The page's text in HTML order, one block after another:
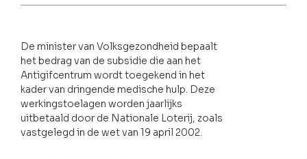
De minister van Volksgezondheid bepaalt
het bedrag van de subsidie die aan het
Antigifcentrum wordt toegekend in het
kader van dringende medische hulp. Deze
werkingstoelagen worden jaarlijks
uitbetaald door de Nationale Loterij, zoals
vastgelegd in de wet van 19 april 2002.